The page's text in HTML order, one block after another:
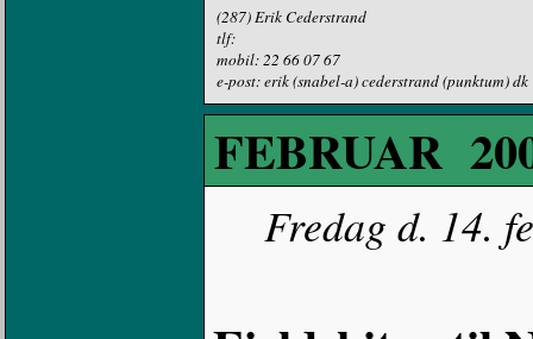
(287) Erik Cederstrand
tlf:
mobil: 22 66 07 67
e-post: erik (snabel-a) cederstrand (punktum) dk
FEBRUAR
Fredag d. 14.